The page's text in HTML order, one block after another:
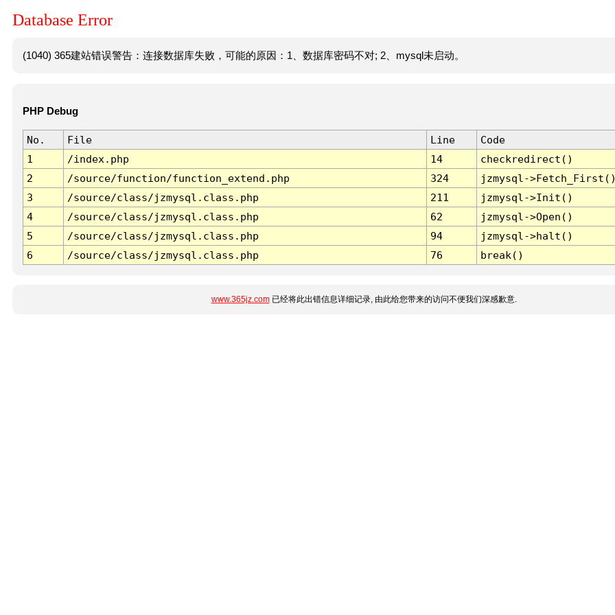
Database Error
(1040) 365建站错误警告：连接数据库失败，可能的原因：1、数据库密码不对; 2、mysql未启动。
PHP Debug
No. File Line
Code
1
/index.php 14
checkredirect()
2
/source/function/function_extend.php 324
jzmysql-
3
/source/class/jzmysql.class.php 211
jzmysql->Init()
4
/source/class/jzmysql.class.php 62
jzmysql->Open()
5
/source/class/jzmysql.class.php 94
jzmysql->halt()
6
/source/class/jzmysql.class.php 76 break()
www.365jz.com已经将此出错信息详细记录, 由此给您带来的访问不便我们深感歉意.